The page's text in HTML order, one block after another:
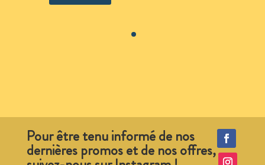
Pour être tenu informé de nos
dernières promos et de nos offres,